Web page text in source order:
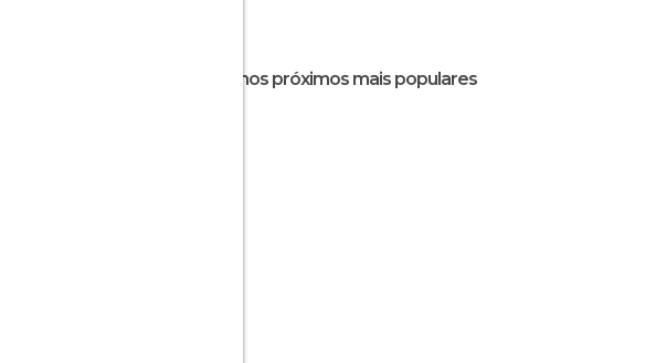
Destinos próximos mais populares